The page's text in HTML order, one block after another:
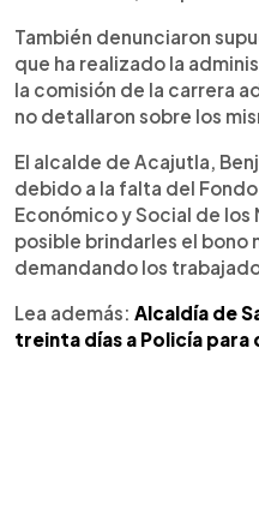
También denunciaron
que ha realizado la
la comisión de la carrera
no detallaron sobre los
El alcalde de Acajutla,
debido a la falta del
Económico y Social de los
posible brindarles el bono
demandando los
Lea además: Alcaldía de
treinta días a Policía para